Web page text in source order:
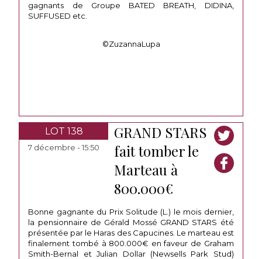
gagnants de Groupe BATED BREATH, DIDINA,
SUFFUSED etc.
©ZuzannaLupa
LOT 138
7 décembre - 15:50
GRAND STARS
fait tomber le
Marteau à
800.000€
Bonne gagnante du Prix Solitude (L.) le mois dernier,
la pensionnaire de Gérald Mossé GRAND STARS été
présentée par le Haras des Capucines. Le marteau est
finalement tombé à 800.000€ en faveur de Graham
Smith-Bernal et Julian Dollar (Newsells Park Stud)